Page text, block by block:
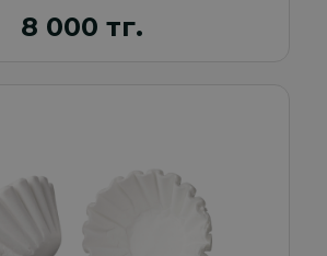
8 000 тг.